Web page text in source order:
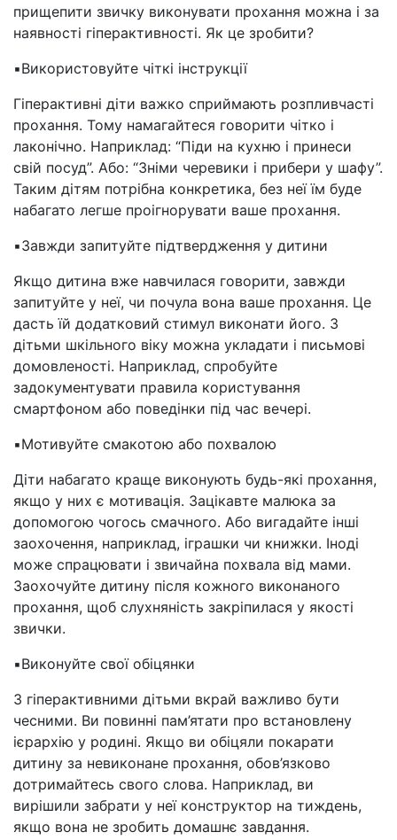
прищепити звичку виконувати прохання можна і за
наявності гіперактивності. Як це зробити?
▪️Використовуйте чіткі інструкції
Гіперактивні діти важко сприймають розпливчасті
прохання. Тому намагайтеся говорити чітко і
лаконічно. Наприклад: “Піди на кухню і принеси
свій посуд”. Або: “Зніми черевики і прибери у шафу”.
Таким дітям потрібна конкретика, без неї їм буде
набагато легше проігнорувати ваше прохання.
▪️Завжди запитуйте підтвердження у дитини
Якщо дитина вже навчилася говорити, завжди
запитуйте у неї, чи почула вона ваше прохання. Це
дасть їй додатковий стимул виконати його. З
дітьми шкільного віку можна укладати і письмові
домовленості. Наприклад, спробуйте
задокументувати правила користування
смартфоном або поведінки під час вечері.
▪️Мотивуйте смакотою або похвалою
Діти набагато краще виконують будь-які прохання,
якщо у них є мотивація. Зацікавте малюка за
допомогою чогось смачного. Або вигадайте інші
заохочення, наприклад, іграшки чи книжки. Іноді
може спрацювати і звичайна похвала від мами.
Заохочуйте дитину після кожного виконаного
прохання, щоб слухняність закріпилася у якості
звички.
▪️Виконуйте свої обіцянки
З гіперактивними дітьми вкрай важливо бути
чесними. Ви повинні пам’ятати про встановлену
ієрархію у родині. Якщо ви обіцяли покарати
дитину за невиконане прохання, обов’язково
дотримайтесь свого слова. Наприклад, ви
вирішили забрати у неї конструктор на тиждень,
якщо вона не зробить домашнє завдання.